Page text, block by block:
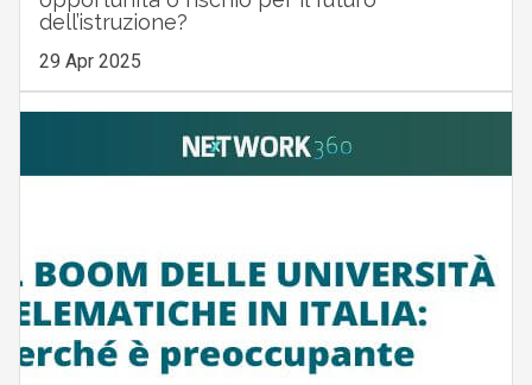
dell’istruzione?
29 Apr 2025